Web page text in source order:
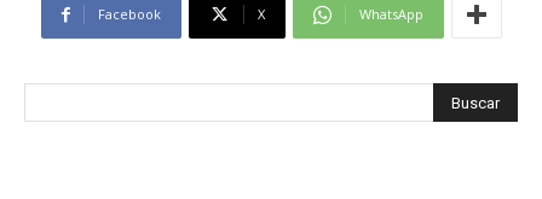
Facebook X WhatsApp